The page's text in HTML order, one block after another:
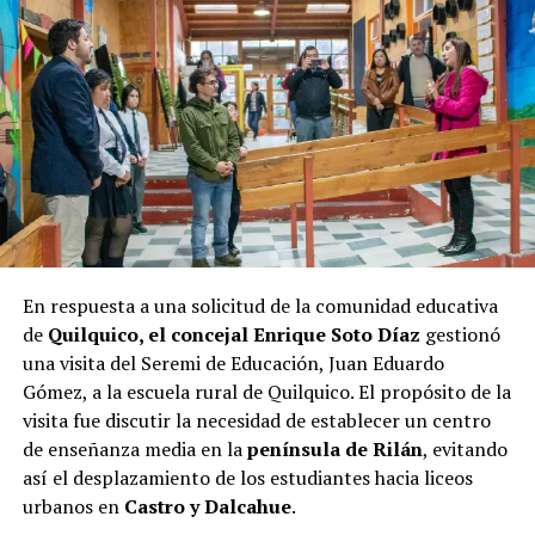
Las elecciones de octubre serán decisivas para Castro, y
los próximos días serán cruciales para todos los
candidatos en la recta final hacia las urnas.
En respuesta a una solicitud de la comunidad educativa
de Quilquico, el concejal Enrique Soto Díaz gestionó
una visita del Seremi de Educación, Juan Eduardo
Gómez, a la escuela rural de Quilquico. El propósito de la
visita fue discutir la necesidad de establecer un centro
de enseñanza media en lapenínsula de Rilán, evitando
así el desplazamiento de los estudiantes hacia liceos
urbanos en Castro y Dalcahue.